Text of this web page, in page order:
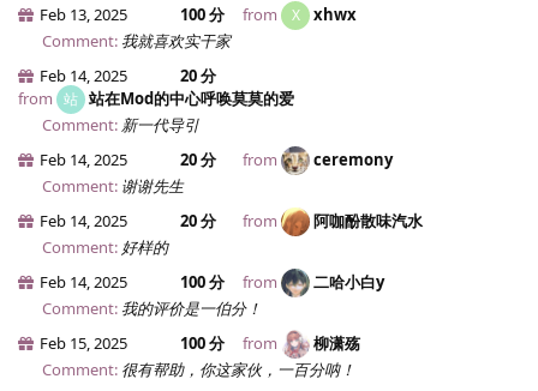
Feb 13, 2025
100 分 from X
xhwx
Comment: 我就喜欢实干家
Feb 14, 2025
20 分
from 站 站在Mod的中心呼唤莫莫的爱
Comment: 新一代导引
Feb 14, 2025
20 分 from
ceremony
Comment: 谢谢先生
Feb 14, 2025
20 分 from
阿咖酚散味汽水
Comment: 好样的
Feb 14, 2025
100 分 from
二哈小白y
Comment: 我的评价是一伯分！
Feb 15, 2025
100 分 from
柳潇殇
Comment: 很有帮助，你这家伙，一百分呐！